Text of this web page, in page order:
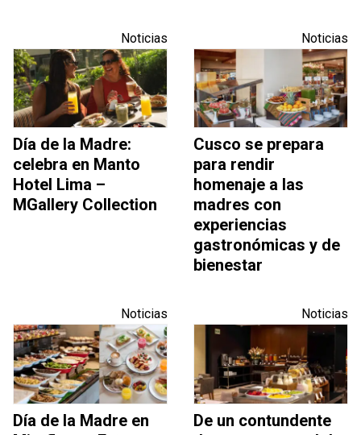
Noticias
Día de la Madre:
celebra en Manto
Hotel Lima –
MGallery Collection
Noticias
Cusco se prepara
para rendir
homenaje a las
madres con
experiencias
gastronómicas y de
bienestar
Noticias
Día de la Madre en
Noticias
De un contundente